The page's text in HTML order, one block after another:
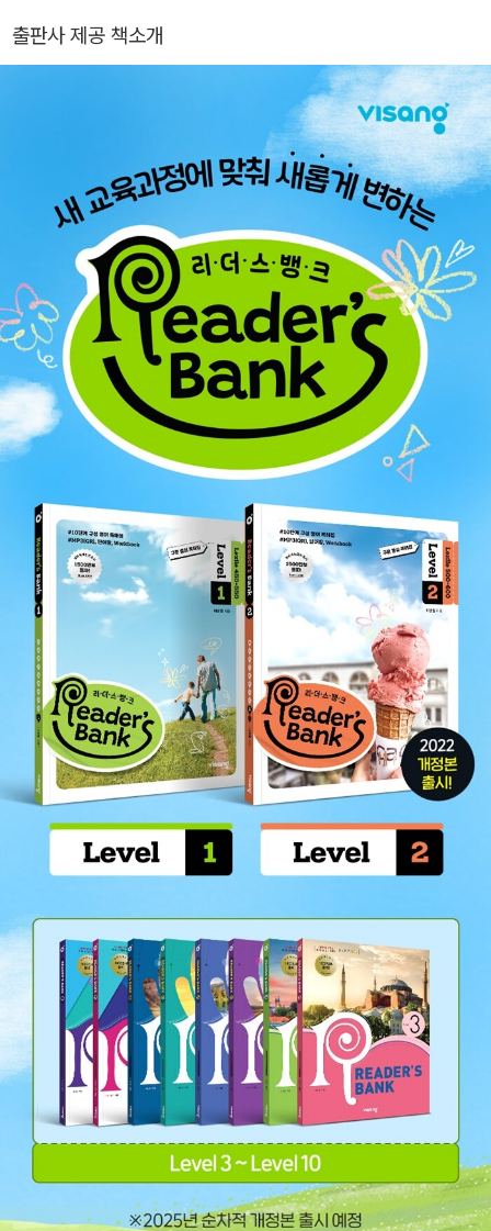
영미 문화와 영어 표현의 뉘앙스를 재미있게 익히고, 시대에 맞는 지
식과 정보를 배울 수 있도록 다양한 분야의 주제를 두루 독해 지문으
로 집필하여, 영어 독해가 어렵다는 기존의 고정 관념을 완전히 뒤바
꾸었다. 대한민국의 청소년들에게 영어 학습에 대한 흥미와 자신감을
일깨워 주기 위해 수십 년간 한결같은 열정으로 한 길을 걸어오고 있
는 저자에게 존경과 박수를 보낸다. 전 숭문 고등학교 교사 전 숭문 중
학교 교사 전 백령 중학교 교사 전 안곡 초등학교 교사 현 비상교육 영
어독해연구소 소장
출판사 제공 책소개